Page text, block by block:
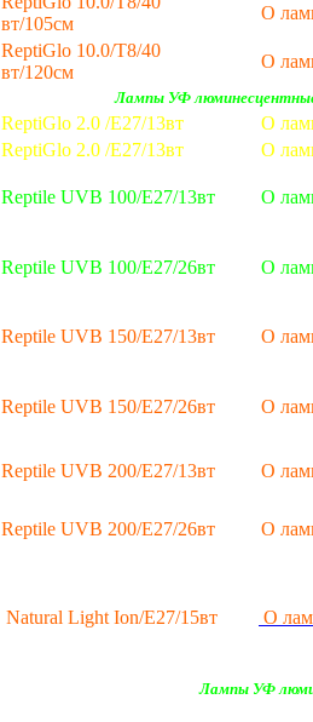
вт/105см
О
ReptiGlo 10.0/T8/40
вт/120см
О
Лампы УФ
ReptiGlo 2.0 /Е27/13вт
О
ReptiGlo 2.0 /Е27/13вт
О
Reptile UVB 100/Е27/13вт О
Reptile UVB 100/Е27/26вт О
Reptile UVB 150/Е27/13вт О
Reptile UVB 150/Е27/26вт О
Reptile UVB 200/Е27/13вт О
Reptile UVB 200/Е27/26вт О
Natural Light Ion/Е27/15вт О
Лампы УФ